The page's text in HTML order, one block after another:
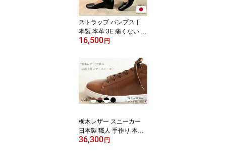
ート 上品 エッセデッセ
ストラップ パンプス 日
本製 本革 3E 痛くない 3.
5cmヒール 歩きやすい
大きいサイズ 小さいサイ
ズ 美脚 定番 ローヒール
ビジネス 通勤 シンプル
プレーン ブラック フォ
ーマル 婦人靴 レディー
ス
16,500 円
栃木レザー スニーカー
日本製 職人 手作り 本革
ビジネススニーカー カジ
36,300 円